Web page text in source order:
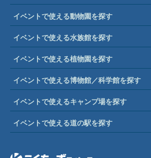
イベントで使える動物園を探す
イベントで使える水族館を探す
イベントで使える植物園を探す
イベントで使える博物館／科学館を探す
イベントで使えるキャンプ場を探す
イベントで使える道の駅を探す